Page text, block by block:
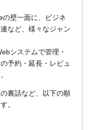
壁一面に、ビジネ
など、様々なジャン
システムで管理・
予約・延長・レビュ
裏話など、以下の順
。